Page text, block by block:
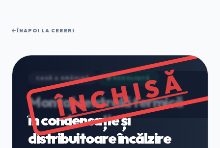
ÎNAPOI LA CERERI
ÎNCHISĂ
CASĂ & GRĂDINĂ 🟢 REZOLVATĂ
Montaj centrală termică
în condensație și
distribuitoare încălzire